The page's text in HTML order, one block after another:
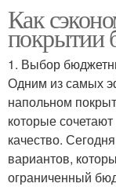
Как
покрытии
1. Выбор
Одним из самых
напольном
которые
качество.
вариантов,
ограниченный